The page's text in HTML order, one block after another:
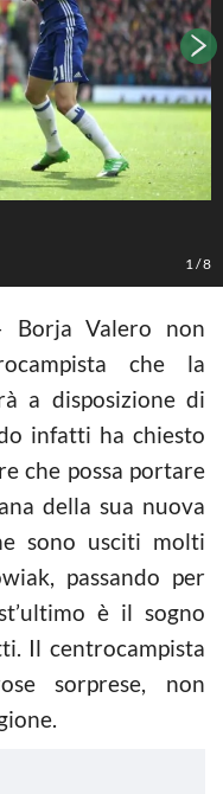
1 /8
Valero non
che la
a disposizione di
infatti ha chiesto
che possa portare
della sua nuova
sono usciti molti
passando per
è il sogno
Il centrocampista
sorprese, non